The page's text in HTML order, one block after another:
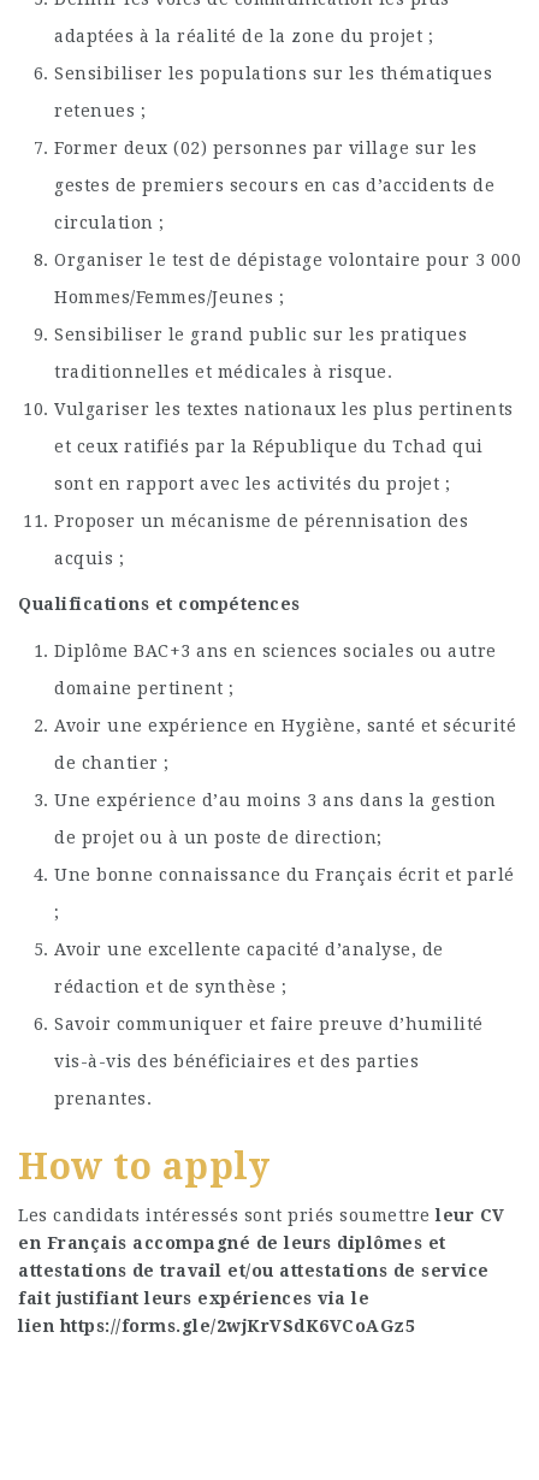
adaptées à la réalité de la zone du projet ;
Sensibiliser les populations sur les thématiques
retenues ;
Former deux (02) personnes par village sur les
gestes de premiers secours en cas d’accidents de
circulation ;
Organiser le test de dépistage volontaire pour 3 000
Hommes/Femmes/Jeunes ;
Sensibiliser le grand public sur les pratiques
traditionnelles et médicales à risque.
Vulgariser les textes nationaux les plus pertinents
et ceux ratifiés par la République du Tchad qui
sont en rapport avec les activités du projet ;
Proposer un mécanisme de pérennisation des
acquis ;
Qualifications et compétences
Diplôme BAC+3 ans en sciences sociales ou autre
domaine pertinent ;
Avoir une expérience en Hygiène, santé et sécurité
de chantier ;
Une expérience d’au moins 3 ans dans la gestion
de projet ou à un poste de direction;
Une bonne connaissance du Français écrit et parlé
;
Avoir une excellente capacité d’analyse, de
rédaction et de synthèse ;
Savoir communiquer et faire preuve d’humilité
vis-à-vis des bénéficiaires et des parties
prenantes.
How to apply
Les candidats intéressés sont priés soumettreleur CV
en Français accompagné de leurs diplômes et
attestations de travail et/ou attestations de service
fait justifiant leurs expériences via le
lien https://forms.gle/2wjKrVSdK6VCoAGz5